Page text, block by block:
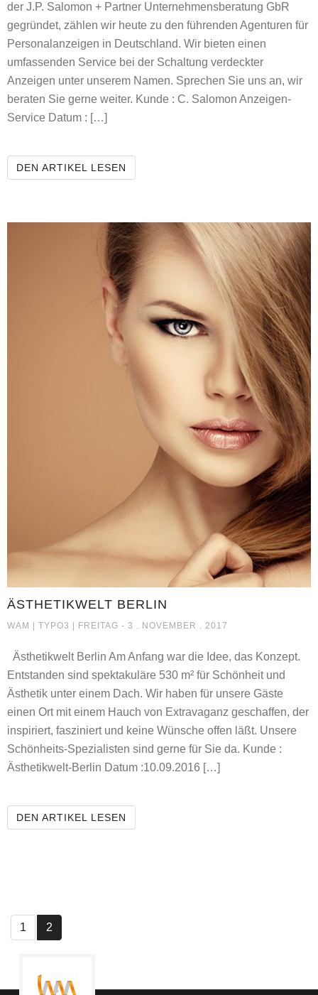
der J.P. Salomon + Partner Unternehmensberatung GbR
gegründet, zählen wir heute zu den führenden Agenturen für
Personalanzeigen in Deutschland. Wir bieten einen
umfassenden Service bei der Schaltung verdeckter
Anzeigen unter unserem Namen. Sprechen Sie uns an, wir
beraten Sie gerne weiter. Kunde : C. Salomon Anzeigen-
Service Datum : […]
DEN ARTIKEL LESEN
ÄSTHETIKWELT BERLIN
WAM | TYPO3 ÄSTHETIKWELT BERLIN
| FREITAG - 3 . NOVEMBER . 2017
Ästhetikwelt Berlin Am Anfang war die Idee, das Konzept.
Entstanden sind spektakuläre 530 m² für Schönheit und
Ästhetik unter einem Dach. Wir haben für unsere Gäste
einen Ort mit einem Hauch von Extravaganz geschaffen, der
inspiriert, fasziniert und keine Wünsche offen läßt. Unsere
Schönheits-Spezialisten sind gerne für Sie da. Kunde :
Ästhetikwelt-Berlin Datum :10.09.2016 […]
DEN ARTIKEL LESEN
1 2